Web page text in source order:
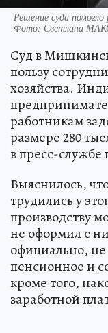
Решение суда
Фото: Светлана
Суд в
пользу
хозяйства.
работникам
размере 280
в пресс-
Выяснилось,
трудились у
производству
не оформил с
официально,
пенсионное и
кроме того,
заработной